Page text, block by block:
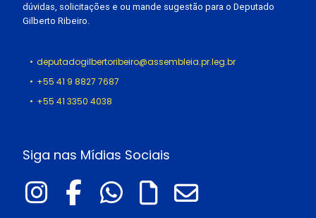
dúvidas, solicitações e ou mande sugestão para o Deputado
Gilberto Ribeiro.
deputadogilbertoribeiro@assembleia.pr.leg.br
+55 41 9 8827 7687
+55 41 3350 4038
Siga nas Mídias Sociais